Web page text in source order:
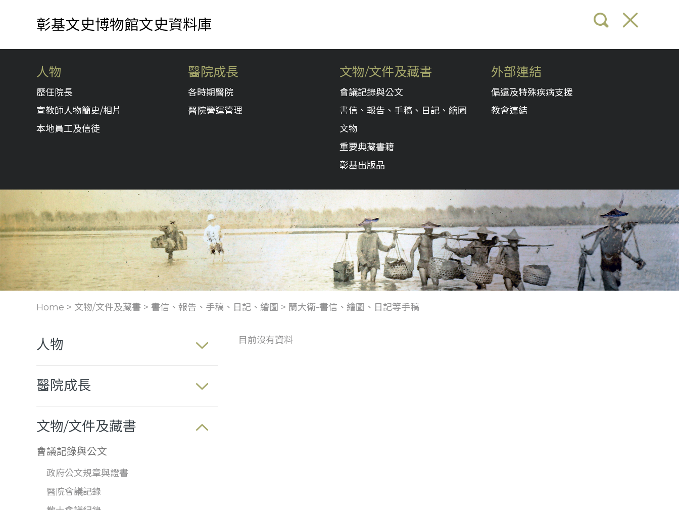
彰基文史博物館文史資料庫
人物
歷任院長
宣教師人物簡史/相片
本地員工及信徒
醫院成長
各時期醫院
醫院營運管理
文物/文件及藏書
會議記錄與公文
書信、報告、手稿、日記、繪圖
文物
重要典藏書籍
彰基出版品
外部連結
偏遠及特殊疾病支援
教會連結
Home > 文物/文件及藏書 > 書信、報告、手稿、日記、繪圖 > 蘭大衛-書信、繪圖、日記等手稿
人物
醫院成長
文物/文件及藏書
會議記錄與公文
政府公文規章與證書
醫院會議記錄
目前沒有資料